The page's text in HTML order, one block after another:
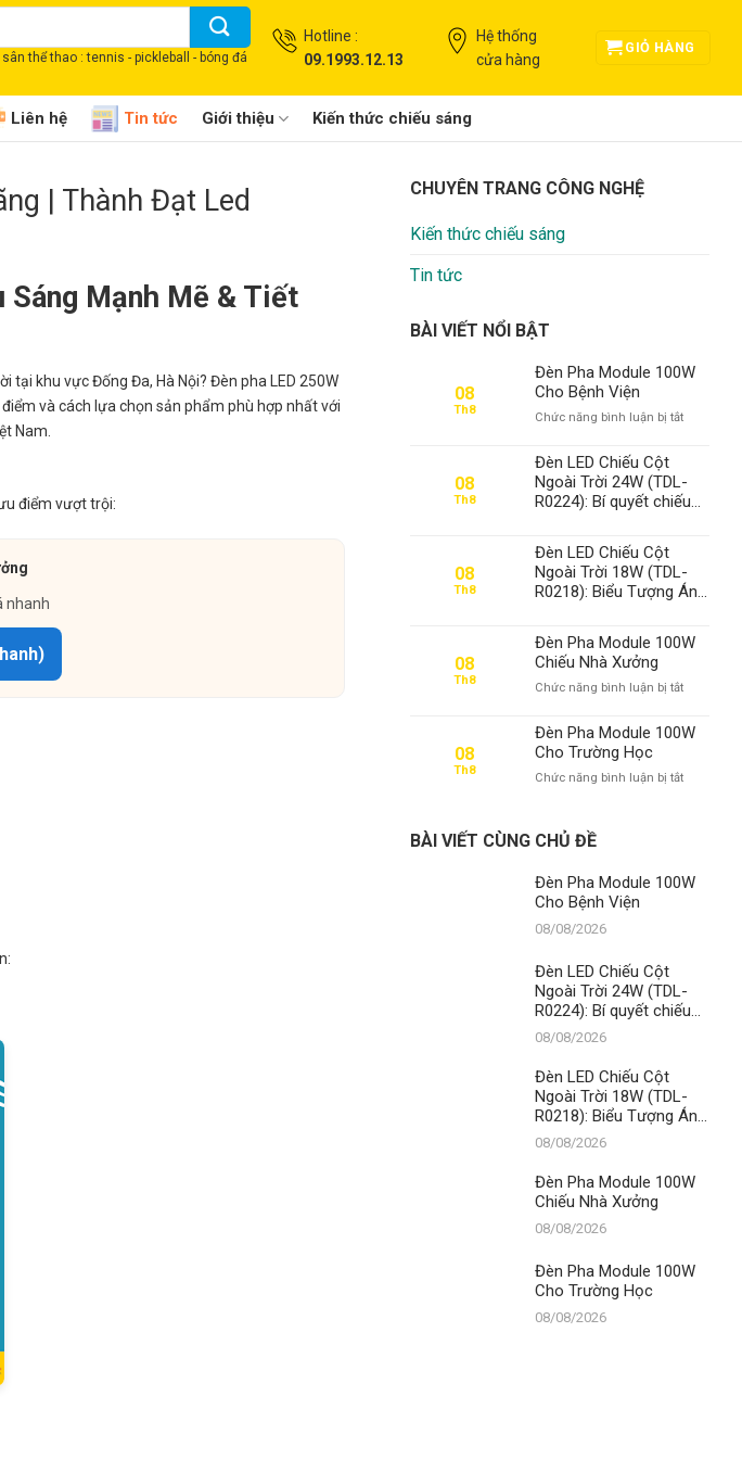
thể thao : tennis - pickleball - bóng đá
Hotline :
09.1993.12.13
Hệ thống
cửa hàng
GIỎ HÀNG
Liên hệ Tin tức Giới thiệu Kiến thức chiếu sáng
| Thành Đạt Led
Mạnh Mẽ & Tiết
tại khu vực Đống Đa, Hà Nội? Đèn pha LED 250W
và cách lựa chọn sản phẩm phù hợp nhất với
Nam.
điểm vượt trội:
nhanh
CHUYÊN TRANG CÔNG NGHỆ
Kiến thức chiếu sáng
Tin tức
BÀI VIẾT NỔI BẬT
08
Th8
Đèn Pha Module 100W
Cho Bệnh Viện
Chức năng bình luận bị tắtở
100W
Cho
08
Th8
Đèn LED Chiếu Cột
Ngoài Trời 24W (TDL-
R0224): Bí quyết chiếu
định vị thế số 1 của
Thành Đạt LED
08
Th8
Đèn LED Chiếu Cột
Ngoài Trời 18W (TDL-
R0218): Biểu Tượng Ánh
Thành Đạt LED
08
Th8
Đèn Pha Module 100W
Chiếu Nhà Xưởng
Chức năng bình luận bị tắtở
Pha
Module
Chiếu
08
Th8
Đèn Pha Module 100W
Cho Trường Học
Chức năng bình luận bị tắtở
Trường
BÀI VIẾT CÙNG CHỦ ĐỀ
Đèn Pha Module 100W
Cho Bệnh Viện
08/08/2026
Đèn LED Chiếu Cột
Ngoài Trời 24W (TDL-
R0224): Bí quyết chiếu
sáng đỉnh cao, khẳng
định vị thế số 1 của
Thành Đạt LED
08/08/2026
Đèn LED Chiếu Cột
Ngoài Trời 18W (TDL-
R0218): Biểu Tượng Ánh
Sáng Đẳng Cấp, Khẳng
Định Vị Thế Số 1 Của
Thành Đạt LED
08/08/2026
Đèn Pha Module 100W
Chiếu Nhà Xưởng
08/08/2026
Đèn Pha Module 100W
Cho Trường Học
08/08/2026